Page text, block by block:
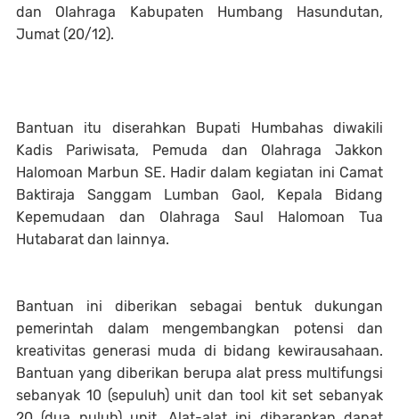
dan Olahraga Kabupaten Humbang Hasundutan,
Jumat (20/12).
Bantuan itu diserahkan Bupati Humbahas diwakili
Kadis Pariwisata, Pemuda dan Olahraga Jakkon
Halomoan Marbun SE. Hadir dalam kegiatan ini Camat
Baktiraja Sanggam Lumban Gaol, Kepala Bidang
Kepemudaan dan Olahraga Saul Halomoan Tua
Hutabarat dan lainnya.
Bantuan ini diberikan sebagai bentuk dukungan
pemerintah dalam mengembangkan potensi dan
kreativitas generasi muda di bidang kewirausahaan.
Bantuan yang diberikan berupa alat press multifungsi
sebanyak 10 (sepuluh) unit dan tool kit set sebanyak